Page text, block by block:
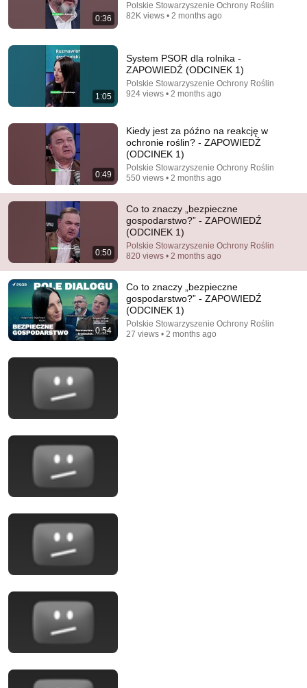
JUSTYNA'S OLDER SISTER: MY SIBLINGS AREN'T
GRATEFUL | BREAK...
Fakt GWIAZDY
Auto-dubbed
323K views
Chińskie Auta. Największe Oszustwo w Historii?
Kanał Bez Cenzury - Wojciech Dzierwa • 1.2M views
#1 Przyprawa, która USZCZELNI JELITA. Już po 24
godzinach!
dr Angelika Kargulewicz
New
17K views
0:36
Polskie Stowarzyszenie Ochrony Roślin
82K views • 2 months ago
1:05
System PSOR dla rolnika -
ZAPOWIEDŹ (ODCINEK 1)
Polskie Stowarzyszenie Ochrony Roślin
924 views • 2 months ago
0:49
Kiedy jest za późno na reakcję w
ochronie roślin? - ZAPOWIEDŹ
(ODCINEK 1)
Polskie Stowarzyszenie Ochrony Roślin
550 views • 2 months ago
0:50
Co to znaczy „bezpieczne
gospodarstwo?” - ZAPOWIEDŹ
(ODCINEK 1)
Polskie Stowarzyszenie Ochrony Roślin
820 views • 2 months ago
0:54
Co to znaczy „bezpieczne
gospodarstwo?” - ZAPOWIEDŹ
(ODCINEK 1)
Polskie Stowarzyszenie Ochrony Roślin
27 views • 2 months ago